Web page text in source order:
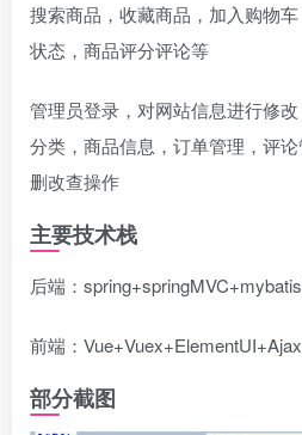
搜索商品，收藏商品，加入购物
状态，商品评分评论等
管理员登录，对网站信息进行修
分类，商品信息，订单管理，评
删改查操作
主要技术栈
后端：
前端：
部分截图